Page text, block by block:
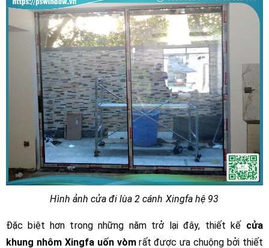
Hình ảnh cửa đi lùa 2 cánh Xingfa hệ 93
Đặc biệt hơn trong những năm trở lại đây, thiết kế cửa
khung nhôm Xingfa uốn vòmrất được ưa chuộng bởi thiết